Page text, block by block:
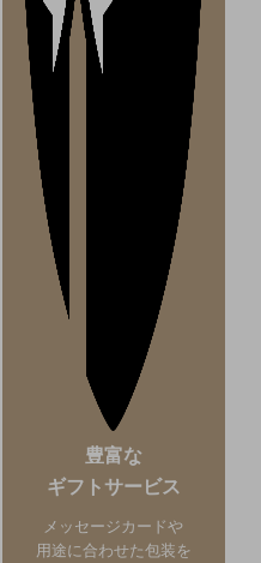
豊富な
ギフトサービス
メッセージカードや
用途に合わせた包装を